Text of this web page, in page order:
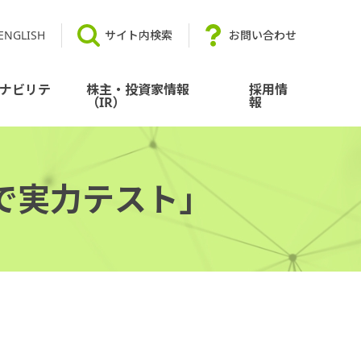
サイト内検索 お問い合わせ
ビリテ 株主・投資家情報
（IR）
採用情
報
力テスト」